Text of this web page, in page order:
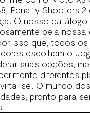
Penalty Shooters 2
O nosso
pela nossa
isso que, todos
escolhem o
suas opções,
diferentes
se! O mundo
pronto para